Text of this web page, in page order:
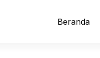
Beranda